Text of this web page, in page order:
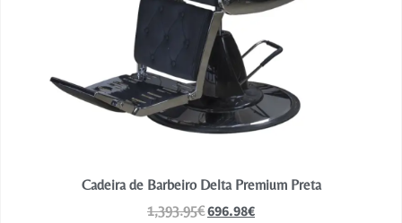
Cadeira de Barbeiro Delta Premium Preta
1,393.95€696.98€